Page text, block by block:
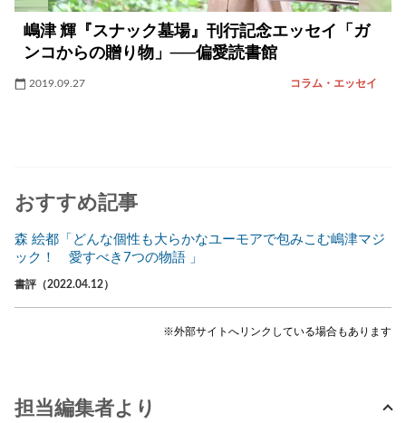
嶋津 輝『スナック墓場』刊行記念エッセイ「ガ
ンコからの贈り物」──偏愛読書館
2019.09.27 コラム・エッセイ
おすすめ記事
森 絵都「どんな個性も大らかなユーモアで包みこむ嶋津マジ
ック！ 愛すべき7つの物語 」
書評（2022.04.12）
※外部サイトへリンクしている場合もあります
担当編集者より